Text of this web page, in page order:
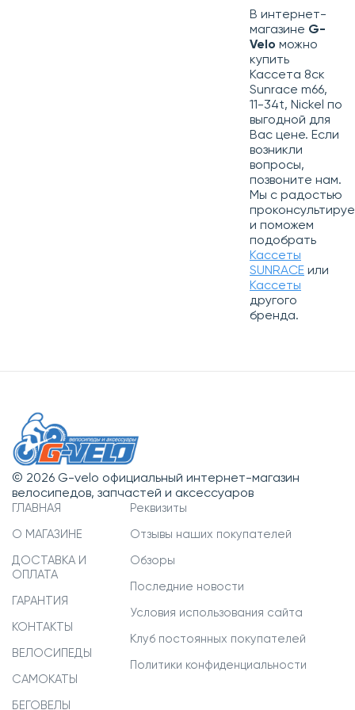
В интернет-
магазине G-
Velo можно
купить
Кассета 8ск
Sunrace m66,
11-34t, Nickel по
выгодной для
Вас цене. Если
возникли
вопросы,
позвоните нам.
Мы с радостью
и поможем
подобрать
Кассеты
SUNRACE или
Кассеты
другого
бренда.
© 2026 G-velo официальный интернет-магазин
велосипедов, запчастей и аксессуаров
ГЛАВНАЯ
О МАГАЗИНЕ
ДОСТАВКА И
ОПЛАТА
ГАРАНТИЯ
КОНТАКТЫ
ВЕЛОСИПЕДЫ
САМОКАТЫ
БЕГОВЕЛЫ
Реквизиты
Отзывы наших покупателей
Обзоры
Последние новости
Условия использования сайта
Клуб постоянных покупателей
Политики конфиденциальности